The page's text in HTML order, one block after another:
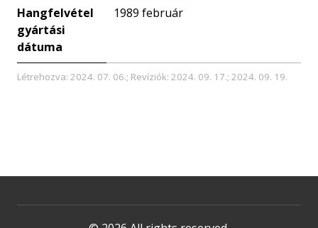
Hangfelvétel
gyártási
dátuma
1989 február
Létrehozva: 2024. 07. 06.; Revíziók: 2024. 09. 17.; 2024. 09. 19.